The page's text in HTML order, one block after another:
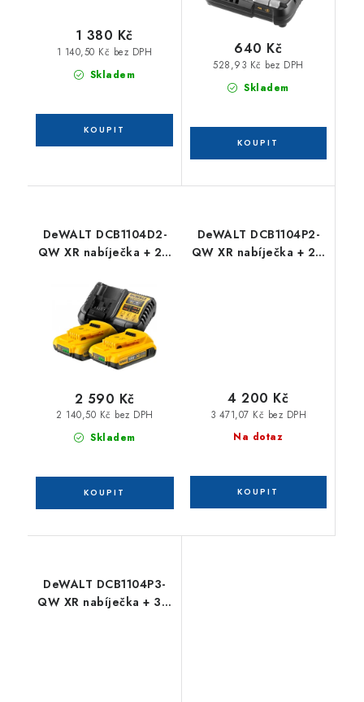
Skladem
1 140,50 Kč bez DPH
1 380 Kč
Skladem
528,93 Kč bez DPH
640 Kč
DeWALT DCB1104D2-
QW XR nabíječka + 2 x
Skladem
2 140,50 Kč bez DPH
2 590 Kč
DeWALT DCB1104P2-
QW XR nabíječka + 2 x
Na dotaz
3 471,07 Kč bez DPH
4 200 Kč
DeWALT DCB1104P3-
QW XR nabíječka + 3 x